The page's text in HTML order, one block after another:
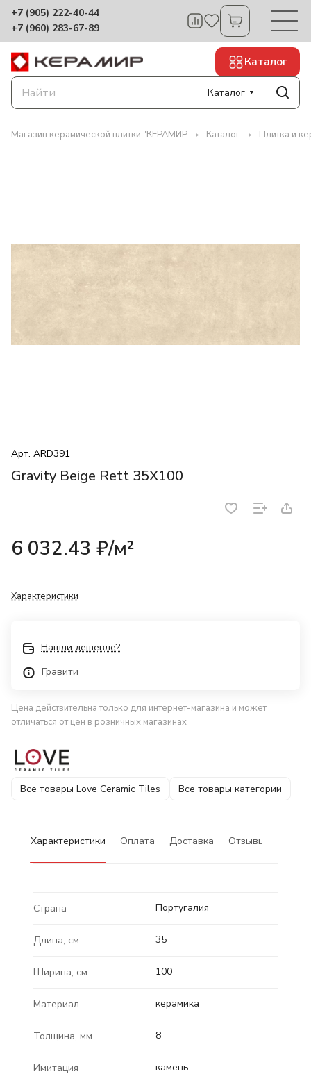
+7 (905) 222-40-44
+7 (960) 283-67-89
Каталог
Каталог
Магазин керамической плитки "КЕРАМИР Каталог Плитка и
Арт. ARD391
Gravity Beige Rett 35X100
6 032.43 ₽/м²
Характеристики
Нашли дешевле?
Гравити
Цена действительна только для интернет-магазина и может
отличаться от цен в розничных магазинах
Все товары Love Ceramic Tiles Все товары категории
Характеристики Оплата Доставка Отзывы
Страна Португалия
Длина, см 35
Ширина, см 100
Материал керамика
Толщина, мм 8
Имитация камень